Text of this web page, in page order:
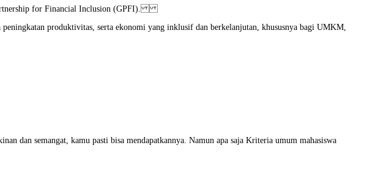
Partnership for Financial Inclusion (GPFI).
produktivitas, serta ekonomi yang inklusif dan berkelanjutan, khususnya bagi UMKM,
dan semangat, kamu pasti bisa mendapatkannya. Namun apa saja Kriteria umum mahasiswa